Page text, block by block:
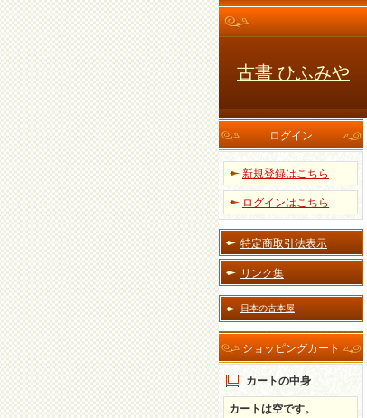
古書 ひふみや
ログイン
新規登録はこちら
ログインはこちら
特定商取引法表示
リンク集
日本の古本屋
ショッピングカート
カートの中身
カートは空です。